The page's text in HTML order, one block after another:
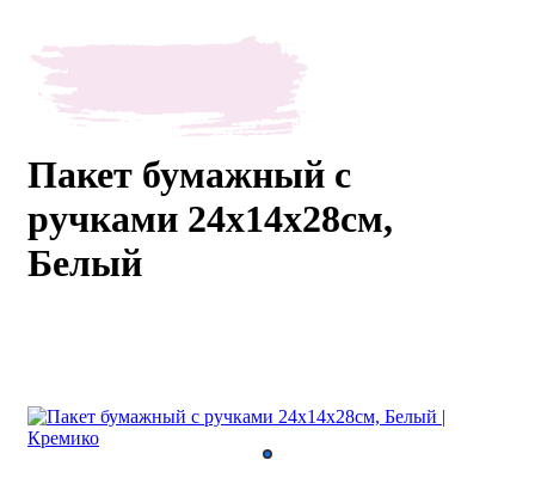
Заказать
звонок
Пакет бумажный с
ручками 24х14х28см,
Белый